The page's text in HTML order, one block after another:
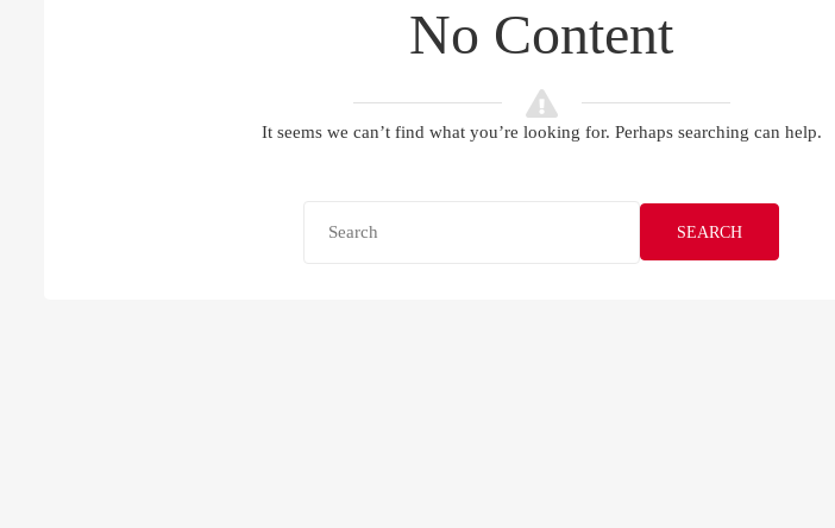
No Content
It seems we can’t find what you’re looking for. Perhaps searching can help.
SEARCH